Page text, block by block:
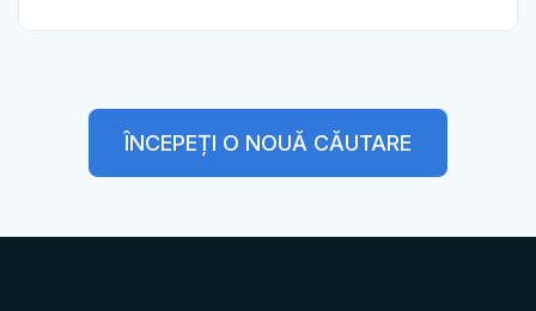
ÎNCEPEȚI O NOUĂ CĂUTARE